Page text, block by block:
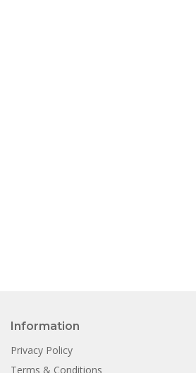
Information
Privacy Policy
Terms & Conditions